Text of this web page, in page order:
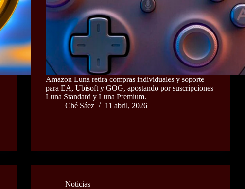
Amazon Luna retira compras individuales y soporte
para EA, Ubisoft y GOG, apostando por suscripciones
Luna Standard y Luna Premium.
Ché Sáez
11 abril, 2026
Noticias